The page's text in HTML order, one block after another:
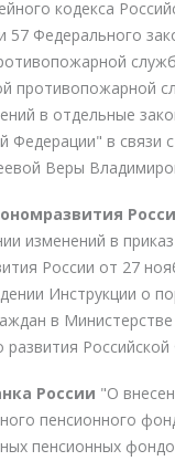
кодекса
57 Федерального
противопожарной
в отдельные
Федерации" в связи
Веры
изменений в приказ
России от 27
Инструкции о
в Министерстве
развития
России "О
пенсионного
пенсионных